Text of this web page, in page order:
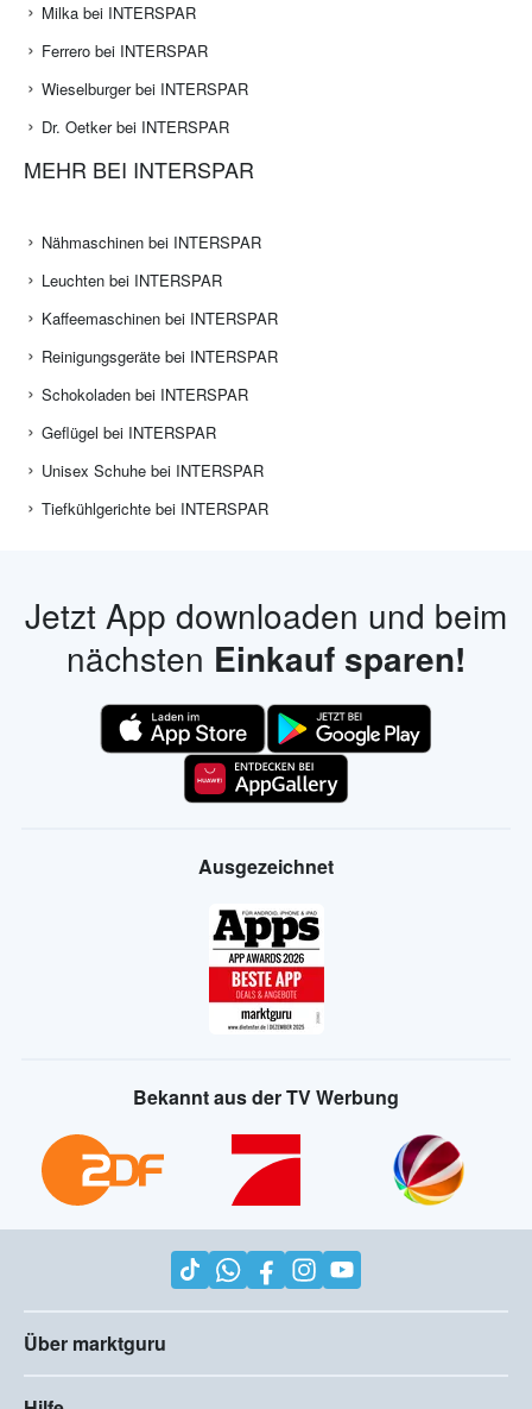
Milka bei INTERSPAR
Ferrero bei INTERSPAR
Wieselburger bei INTERSPAR
Dr. Oetker bei INTERSPAR
MEHR BEI INTERSPAR
Nähmaschinen bei INTERSPAR
Leuchten bei INTERSPAR
Kaffeemaschinen bei INTERSPAR
Reinigungsgeräte bei INTERSPAR
Schokoladen bei INTERSPAR
Geflügel bei INTERSPAR
Unisex Schuhe bei INTERSPAR
Tiefkühlgerichte bei INTERSPAR
Jetzt App downloaden und beim
nächsten Einkauf sparen!
Ausgezeichnet
Bekannt aus der TV Werbung
Über marktguru